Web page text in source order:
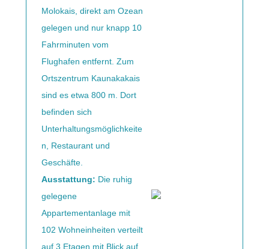
Molokais, direkt am Ozean
gelegen und nur knapp 10
Fahrminuten vom
Flughafen entfernt. Zum
Ortszentrum Kaunakakais
sind es etwa 800 m. Dort
befinden sich
Unterhaltungsmöglichkeite
n, Restaurant und
Geschäfte.
Ausstattung: Die ruhig
gelegene
Appartementanlage mit
102 Wohneinheiten verteilt
auf 3 Etagen mit Blick auf